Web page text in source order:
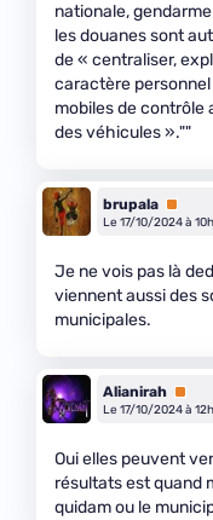
nationale,
les douanes sont
de « centraliser,
caractère
mobiles de contrôle
des véhicules ».""
brupala Premium
Le 17/10/2024 à
Je ne vois pas là
viennent aussi des
municipales.
Alianirah
Le 17/10/2024 à
Oui elles peuvent
résultats est quand
quidam ou le